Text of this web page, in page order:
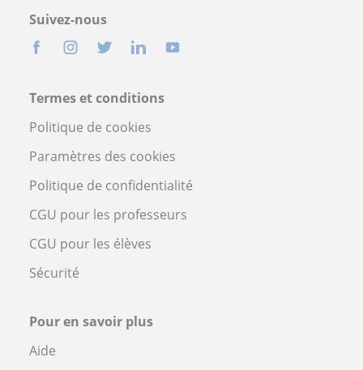
Suivez-nous
Termes et conditions
Politique de cookies
Paramètres des cookies
Politique de confidentialité
CGU pour les professeurs
CGU pour les élèves
Sécurité
Pour en savoir plus
Aide